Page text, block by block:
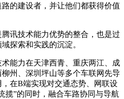
的建设者，并让他们都获得价值
讯技术能力优势的整合，也是过
探索和实践的沉淀。
能力在天津西青、重庆两江、成
州、深圳坪山等多个车联网先导
在B端实现对交通态势、网联设
揽”的同时，融合车路协同与导航